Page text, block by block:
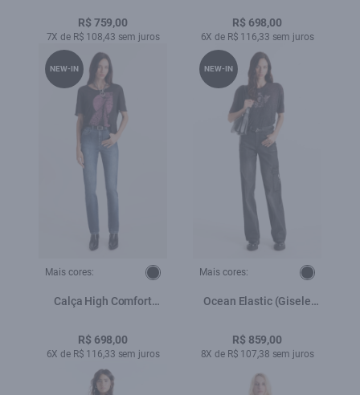
R$ 759,00
7X de R$ 108,43 sem juros
R$ 698,00
6X de R$ 116,33 sem juros
Mais cores:
Calça High Comfort
Used
R$ 698,00
6X de R$ 116,33 sem juros
NEW-IN
Mais cores:
Ocean Elastic (Gisele
Black C/3d e Jato
R$ 859,00
8X de R$ 107,38 sem juros
NEW-IN